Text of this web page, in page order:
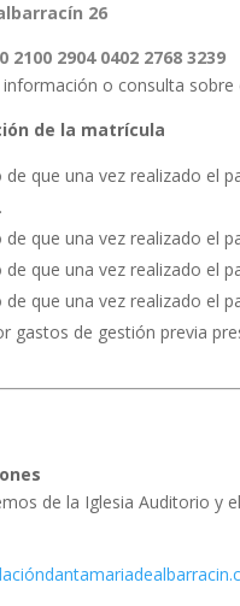
26
2100 2904 0402 2768 3239
información o consulta
de la matrícula
de que una vez realizado el
de que una vez realizado el
de que una vez realizado el
de que una vez realizado el
gastos de gestión previa
de la Iglesia Auditorio y